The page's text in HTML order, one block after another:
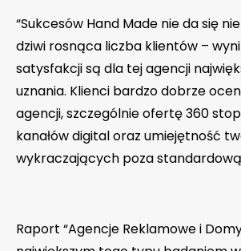
“Sukcesów Hand Made nie da się
dziwi rosnąca liczba klientów –
satysfakcji są dla tej agencji
uznania. Klienci bardzo dobrze
agencji, szczególnie ofertę 360
kanałów digital oraz umiejętność
wykraczających poza
Raport “Agencje Reklamowe i